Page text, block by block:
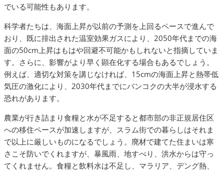
でいる可能性もあります。
科学者たちは、海面上昇が以前の予測を上回るペースで進んで
おり、既に排出された温室効果ガスにより、2050年代までの海
面の50cm上昇はもはや回避不可能かもしれないと指摘していま
す。さらに、影響がより早く顕在化する場合もあるでしょう。
例えば、適切な対策を講じなければ、15cmの海面上昇と熱帯低
気圧の激化により、2030年代までにバンコクの大半が浸水する
恐れがあります。
農業が行き詰まり食糧と水が不足すると都市部の非正規居住区
への移住ペースが加速しますが、スラム街での暮らしはそれま
で以上に厳しいものになるでしょう。廃材で建てた住まいは寒
さこそ防いでくれますが、暴風雨、地すべり、洪水からは守っ
てくれません。食糧と飲料水は不足し、マラリア、デング熱、